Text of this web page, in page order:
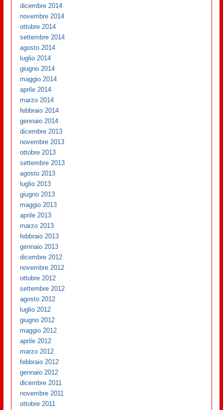
dicembre 2014
novembre 2014
ottobre 2014
settembre 2014
agosto 2014
luglio 2014
giugno 2014
maggio 2014
aprile 2014
marzo 2014
febbraio 2014
gennaio 2014
dicembre 2013
novembre 2013
ottobre 2013
settembre 2013
agosto 2013
luglio 2013
giugno 2013
maggio 2013
aprile 2013
marzo 2013
febbraio 2013
gennaio 2013
dicembre 2012
novembre 2012
ottobre 2012
settembre 2012
agosto 2012
luglio 2012
giugno 2012
maggio 2012
aprile 2012
marzo 2012
febbraio 2012
gennaio 2012
dicembre 2011
novembre 2011
ottobre 2011